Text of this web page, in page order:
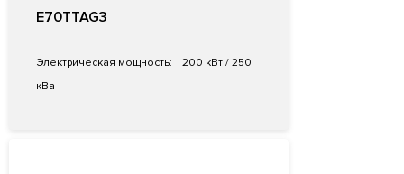
E70TTAG3
Электрическая мощность:
200 кВт / 250
кВа